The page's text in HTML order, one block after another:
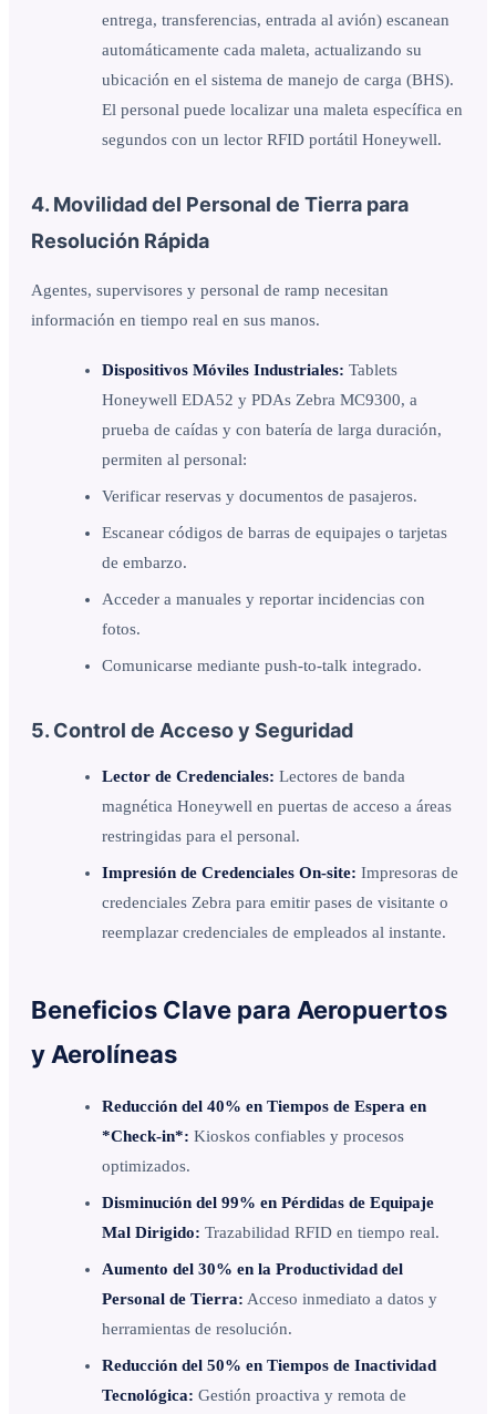
entrega, transferencias, entrada al avión) escanean
automáticamente cada maleta, actualizando su
ubicación en el sistema de manejo de carga (BHS).
El personal puede localizar una maleta específica en
segundos con un lector RFID portátil Honeywell.
4. Movilidad del Personal de Tierra para
Resolución Rápida
Agentes, supervisores y personal de ramp necesitan
información en tiempo real en sus manos.
Dispositivos Móviles Industriales: Tablets
Honeywell EDA52 y PDAs Zebra MC9300, a
prueba de caídas y con batería de larga duración,
permiten al personal:
Verificar reservas y documentos de pasajeros.
Escanear códigos de barras de equipajes o tarjetas
de embarzo.
Acceder a manuales y reportar incidencias con
fotos.
Comunicarse mediante push-to-talk integrado.
5. Control de Acceso y Seguridad
Lector de Credenciales: Lectores de banda
magnética Honeywell en puertas de acceso a áreas
restringidas para el personal.
Impresión de Credenciales On-site: Impresoras de
credenciales Zebra para emitir pases de visitante o
reemplazar credenciales de empleados al instante.
Beneficios Clave para Aeropuertos
y Aerolíneas
Reducción del 40% en Tiempos de Espera en
*Check-in*: Kioskos confiables y procesos
optimizados.
Disminución del 99% en Pérdidas de Equipaje
Mal Dirigido: Trazabilidad RFID en tiempo real.
Aumento del 30% en la Productividad del
Personal de Tierra: Acceso inmediato a datos y
herramientas de resolución.
Reducción del 50% en Tiempos de Inactividad
Tecnológica: Gestión proactiva y remota de